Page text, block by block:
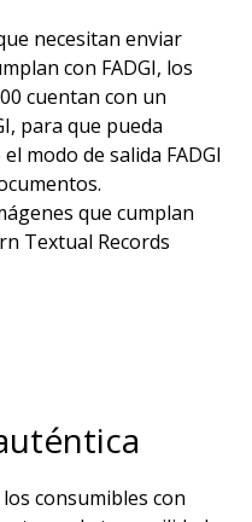
necesitan enviar
con FADGI, los
cuentan con un
para que pueda
modo de salida FADGI
que cumplan
Textual Records
consumibles con